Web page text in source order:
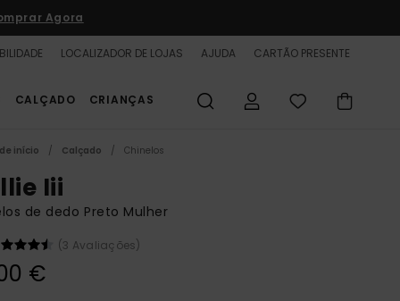
Agora
LOCALIZADOR DE LOJAS AJUDA CARTÃO PRESENTE
CALÇADO CRIANÇAS
início Calçado Chinelos
Iii
de dedo Preto Mulher
(3 Avaliações)
€